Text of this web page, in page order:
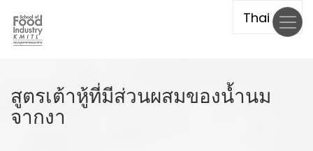
Skip
main
สูตรเต้าหู้ที่มีส่วนผสมของน้ำนม
จากงา